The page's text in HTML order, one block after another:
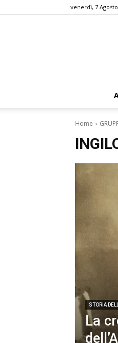
venerdì, 7
Home
STORIA
La